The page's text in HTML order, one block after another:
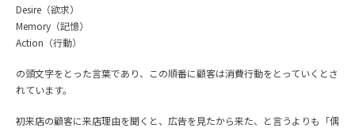
Desire（欲求）
Memory（記憶）
Action（行動）
の頭文字をとった言葉であり、この順番に顧客は消費行動をとっていくとさ
れています。
初来店の顧客に来店理由を聞くと、広告を見たから来た、と言うよりも「偶